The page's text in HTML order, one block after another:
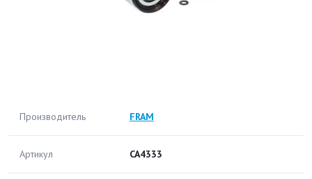
Производитель FRAM
Артикул CA4333